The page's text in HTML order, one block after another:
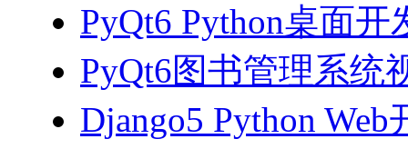
PyQt6 Python桌面开
PyQt6图书管理系统
Django5 Python